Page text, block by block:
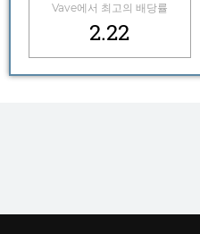
Vave에서 최고의 배당률
2.22